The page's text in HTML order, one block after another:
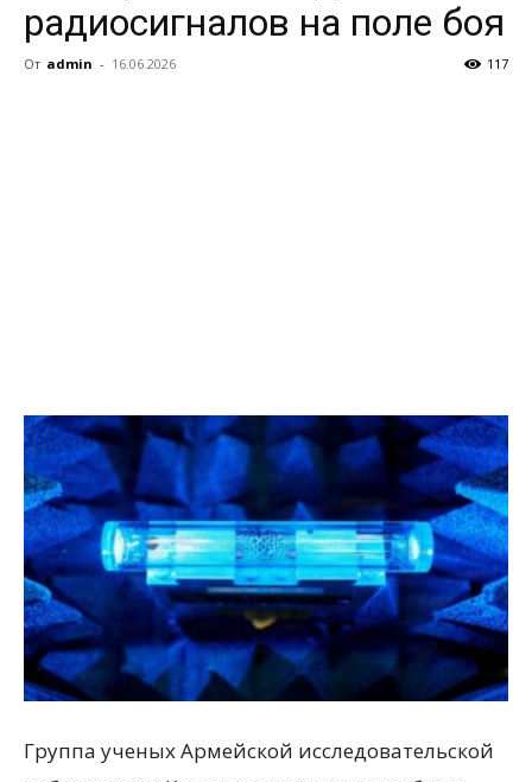
радиосигналов на поле боя
От admin - 16.06.2026 117
Группа ученых Армейской исследовательской